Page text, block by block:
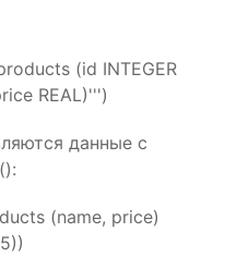
(id INTEGER
REAL)''')
данные с
(name, price)